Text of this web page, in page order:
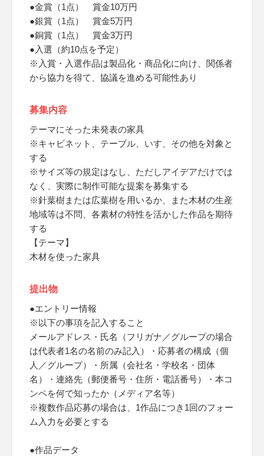
●金賞（1点） 賞金10万円
●銀賞（1点） 賞金5万円
●銅賞（1点） 賞金3万円
●入選（約10点を予定）
※入賞・入選作品は製品化・商品化に向け、関係者
から協力を得て、協議を進める可能性あり
募集内容
テーマにそった未発表の家具
※キャビネット、テーブル、いす、その他を対象と
する
※サイズ等の規定はなし、ただしアイデアだけでは
なく、実際に制作可能な提案を募集する
※針葉樹または広葉樹を用いるか、また木材の生産
地域等は不問、各素材の特性を活かした作品を期待
する
【テーマ】
木材を使った家具
提出物
●エントリー情報
※以下の事項を記入すること
メールアドレス・氏名（フリガナ／グループの場合
は代表者1名の名前のみ記入）・応募者の構成（個
人／グループ）・所属（会社名・学校名・団体
名）・連絡先（郵便番号・住所・電話番号）・本コ
ンペを何で知ったか（メディア名等）
※複数作品応募の場合は、1作品につき1回のフォー
ム入力を必要とする
●作品データ